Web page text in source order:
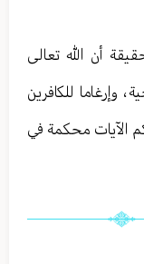
أن الله تعالى
وإرغاما للكافرين
الآيات محكمة في